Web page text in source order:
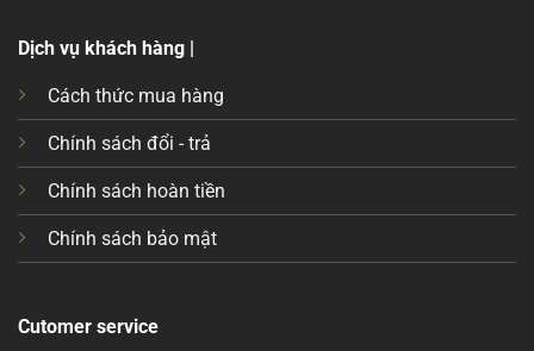
Dịch vụ khách hàng |
Cách thức mua hàng
Chính sách đổi - trả
Chính sách hoàn tiền
Chính sách bảo mật
Cutomer service